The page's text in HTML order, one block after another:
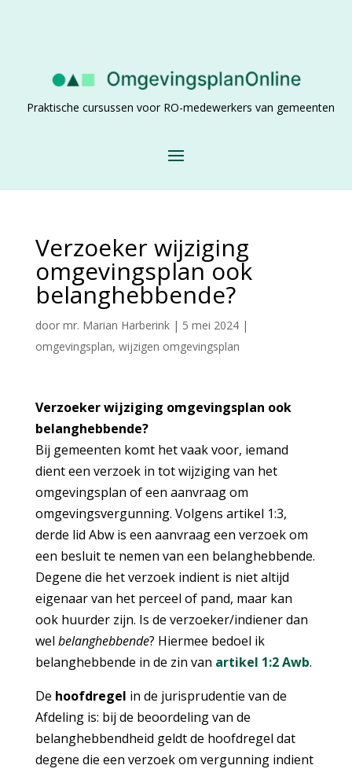
Praktische cursussen voor RO-medewerkers van gemeenten
Verzoeker wijziging
omgevingsplan ook
belanghebbende?
door mr. Marian Harberink| 5 mei 2024 |
omgevingsplan, wijzigen omgevingsplan
Verzoeker wijziging omgevingsplan ook
belanghebbende?
Bij gemeenten komt het vaak voor, iemand
dient een verzoek in tot wijziging van het
omgevingsplan of een aanvraag om
omgevingsvergunning. Volgens artikel 1:3,
derde lid Abw is een aanvraag een verzoek om
een besluit te nemen van een belanghebbende.
Degene die het verzoek indient is niet altijd
eigenaar van het perceel of pand, maar kan
ook huurder zijn. Is de verzoeker/indiener dan
wel belanghebbende? Hiermee bedoel ik
belanghebbende in de zin van artikel 1:2 Awb.
De hoofdregel in de jurisprudentie van de
Afdeling is: bij de beoordeling van de
belanghebbendheid geldt de hoofdregel dat
degene die een verzoek om vergunning indient